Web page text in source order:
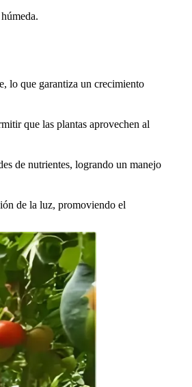
lo que garantiza un crecimiento
que las plantas aprovechen al
de nutrientes, logrando un manejo
de la luz, promoviendo el